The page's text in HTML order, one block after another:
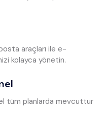
araçları ile e-
kolayca yönetin.
tüm planlarda mevcuttur